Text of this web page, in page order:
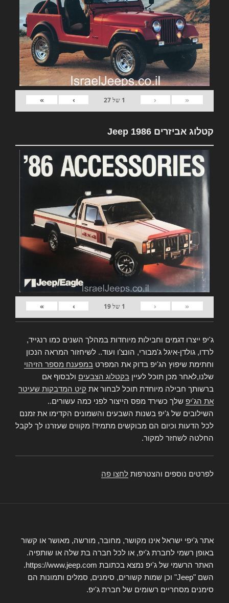
«
‹
1 של27
›
»
קטלוג אביזרים Jeep 1986
«
‹
1 של19
›
»
ג'יפ ייצרו דגמים וחבילות מיוחדות במהלך השנים כמו רנגייד,
לרדו, גולדן-איגל ג'מבורי, הונצ'ו ועוד.. לשיחזור המראה הנכון
וחתימת שיפוץ הג'יפ בדוק את המפרט במפענח מספר הזיהוי
שלנו,לאחר מכן תוכל לעיין בקטלוג הצבעים ולבסוף אם
ברשותך חבילה מיוחדת תוכל לבחור את קיט המדבקות שעיטר
את הג'יפ שלך כשירד מפס הייצור לפני כמה עשורים..
השילובים של ג'יפ בשנות השבעים והשמונים הקדימו את זמנם
לכל הדעות וכיום הם מבוקשים מתמיד! מקווים שעזרנו לך לקבל
החלטה לשחזר למקור.
לפרטים נוספים והצטרפות לחצו פה
אתר ג'יפי ישראל אינו מקושר, מחובר, מורשה, מאושר או קשור
באופן רשמי לחברת ג'יפ, או לכל חברה בת שלה או שותפיה.
האתר הרשמי של ג'יפ נמצא בכתובת https://www.jeep.com.
השם "Jeep" וכן שמות קשורים, סימנים, סמלים ותמונות הם
סימנים מסחריים רשומים של חברת ג'יפ.